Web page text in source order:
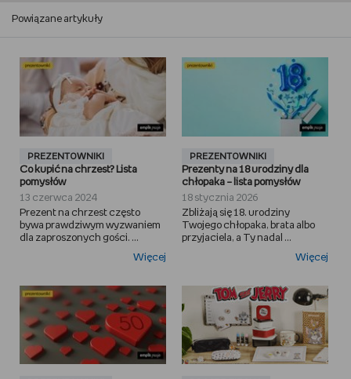
Powiązane artykuły
PREZENTOWNIKI
Co kupić na chrzest? Lista
pomysłów
13 czerwca 2024
Prezent na chrzest często
bywa prawdziwym wyzwaniem
dla zaproszonych gości. ...
Więcej
PREZENTOWNIKI
Prezenty na 18 urodziny dla
chłopaka – lista pomysłów
18 stycznia 2026
Zbliżają się 18. urodziny
Twojego chłopaka, brata albo
przyjaciela, a Ty nadal ...
Więcej